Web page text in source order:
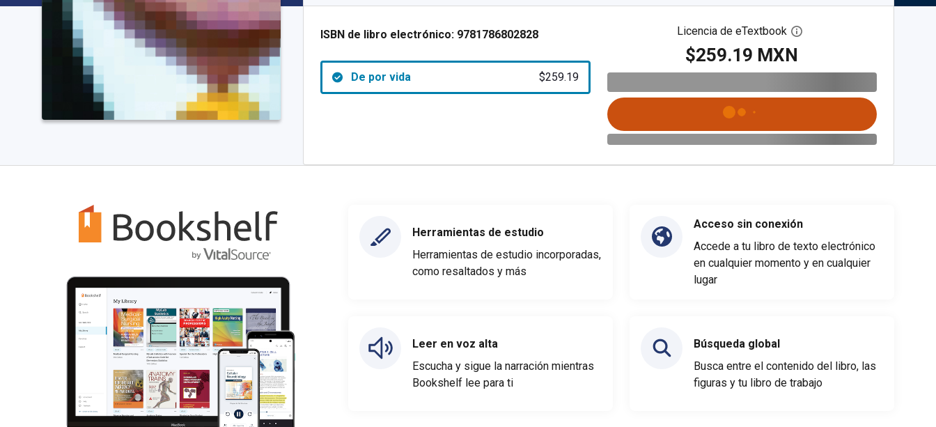
ISBN de libro electrónico: 9781786802828
De por vida $259.19
Licencia de eTextbook Abre el cuadro de diálogo
$259.19 MXN
Herramientas de estudio
Herramientas de estudio incorporadas,
como resaltados y más
Leer en voz alta
Escucha y sigue la narración mientras
Bookshelf lee para ti
Acceso sin conexión
Accede a tu libro de texto electrónico
en cualquier momento y en cualquier
lugar
Búsqueda global
Busca entre el contenido del libro, las
figuras y tu libro de trabajo